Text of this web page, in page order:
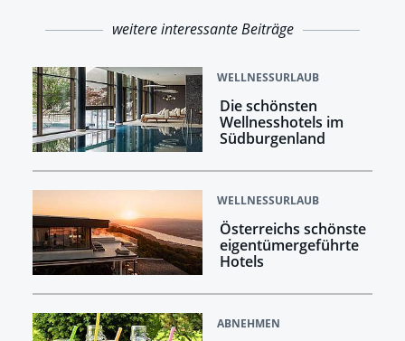
weitere interessante Beiträge
WELLNESSURLAUB
Die schönsten
Wellnesshotels im
Südburgenland
WELLNESSURLAUB
Österreichs schönste
eigentümergeführte
Hotels
ABNEHMEN